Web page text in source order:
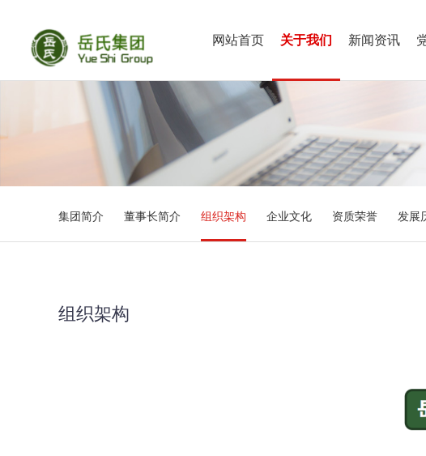
网站首页 关于我们 新闻资讯
集团简介 董事长简介 组织架构 企业文化 资质荣誉 发展
组织架构